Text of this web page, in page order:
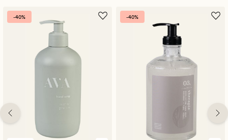
-40% -40%